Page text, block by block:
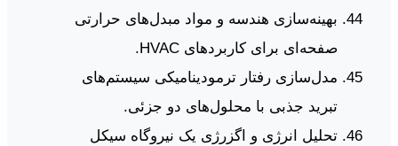
بهینه‌سازی هندسه و مواد مبدل‌های حرارتی
صفحه‌ای برای کاربردهای HVAC.
مدل‌سازی رفتار ترمودینامیکی سیستم‌های
تبرید جذبی با محلول‌های دو جزئی.
تحلیل انرژی و اگزرژی یک نیروگاه سیکل